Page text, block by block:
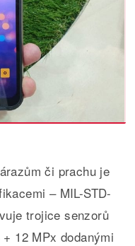
či prachu je
– MIL-STD-
trojice senzorů
12 MPx dodanými